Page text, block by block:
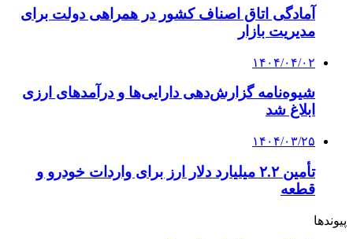
آمادگی اتاق اصناف کشور در همراهی دولت برای
مدیریت بازار
۱۴۰۴/۰۴/۰۲
شیوه‌نامه گزارش‌دهی دارایی‌ها و درآمدهای ارزی
ابلاغ شد
۱۴۰۴/۰۳/۲۵
تأمین ۲.۲ میلیارد دلار ارز برای واردات خودرو و
قطعه
پیوندها